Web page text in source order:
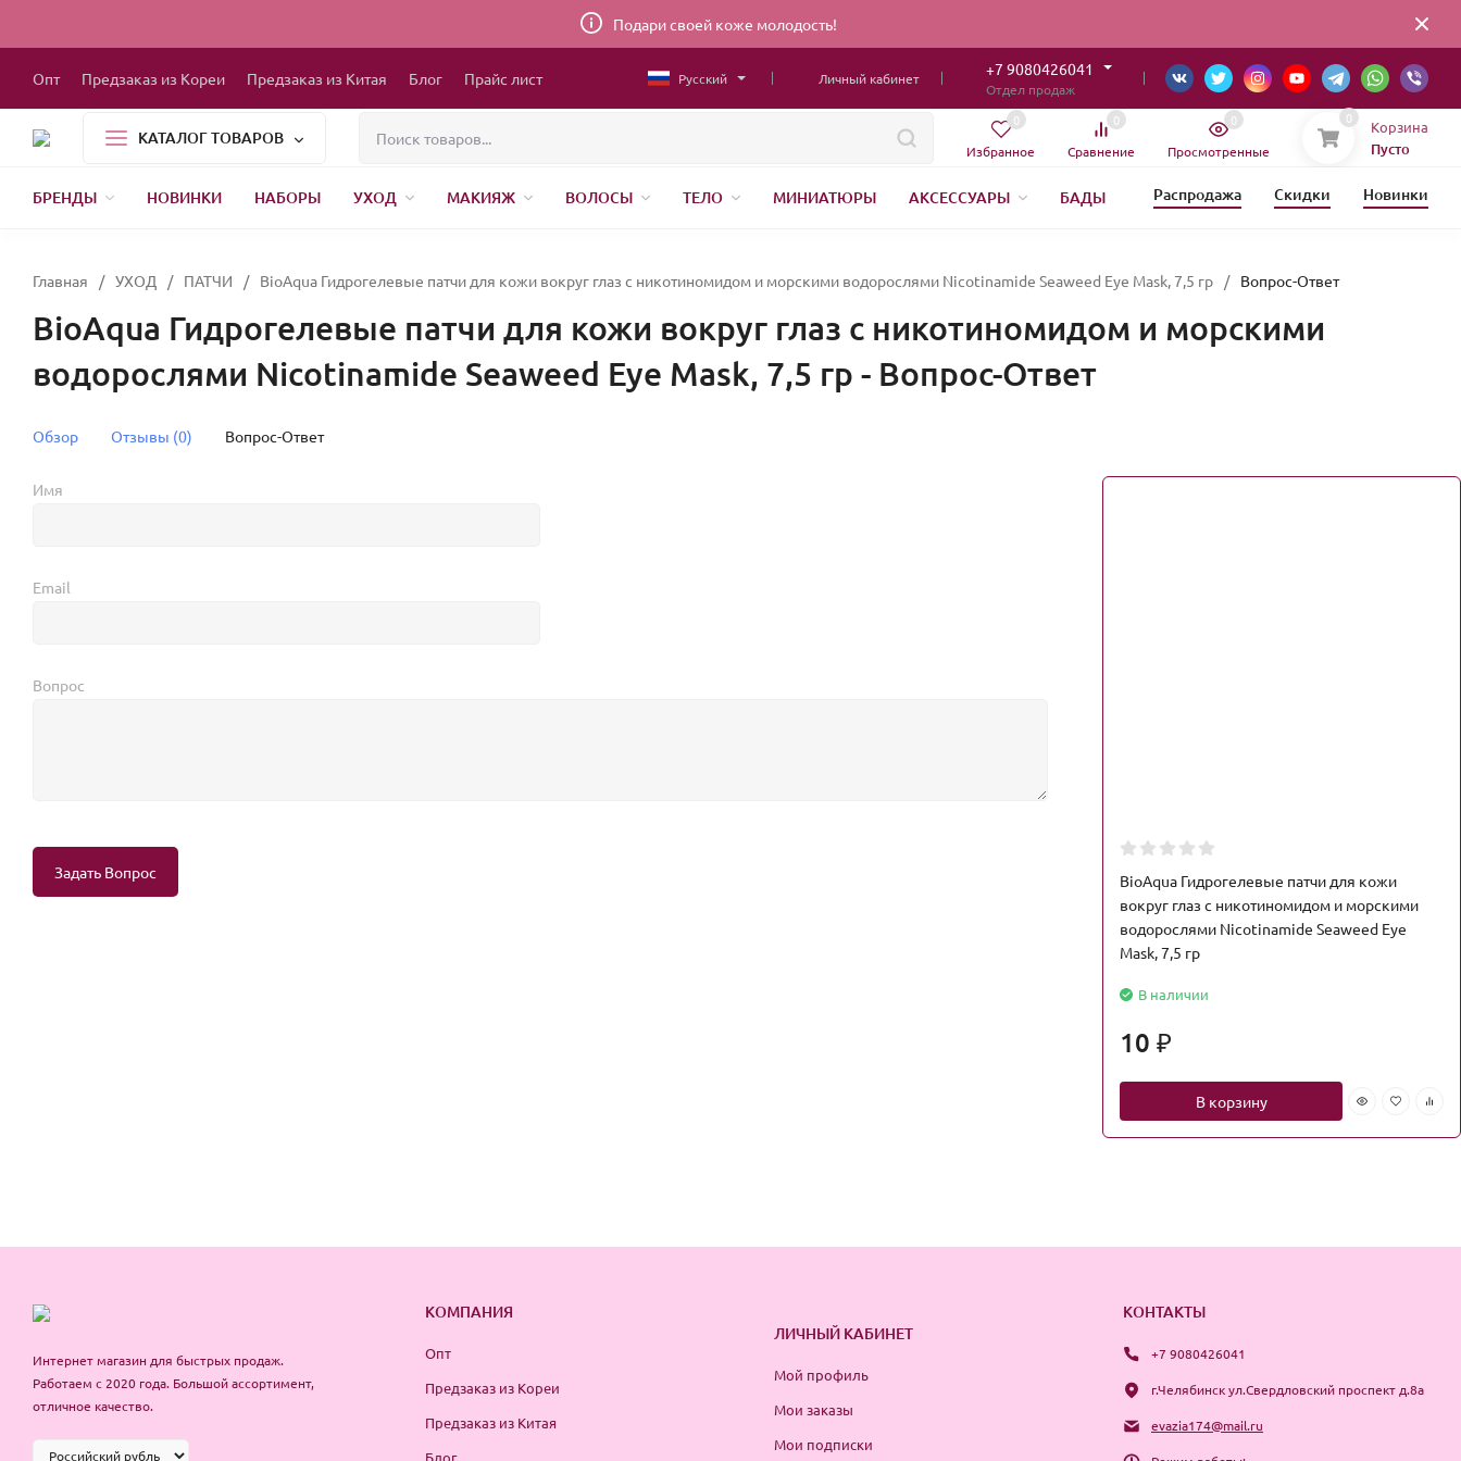
Подари своей коже молодость!
Опт Предзаказ из Кореи Предзаказ из Китая Блог Прайс лист Русский Личный кабинет +7 9080426041
Отдел продаж
КАТАЛОГ ТОВАРОВ
Избранное
0
Сравнение
0
Просмотренные
0 0 Корзина
Пусто
БРЕНДЫ НОВИНКИ НАБОРЫ УХОД МАКИЯЖ ВОЛОСЫ ТЕЛО МИНИАТЮРЫ АКСЕССУАРЫ
БАДЫ
Распродажа Скидки Новинки
Главная / УХОД / ПАТЧИ / BioAqua Гидрогелевые патчи для кожи вокруг глаз с никотиномидом и морскими водорослями Nicotinamide Seaweed Eye Mask, 7,5 гр / Вопрос-Ответ
BioAqua Гидрогелевые патчи для кожи вокруг глаз с никотиномидом и морскими
водорослями Nicotinamide Seaweed Eye Mask, 7,5 гр - Вопрос-Ответ
Обзор Отзывы (0) Вопрос-Ответ
Имя
Email
Вопрос
BioAqua Гидрогелевые патчи для кожи
вокруг глаз с никотиномидом и морскими
водорослями Nicotinamide Seaweed Eye
Mask, 7,5 гр
В наличии
10 ₽
В корзину
Интернет магазин для быстрых продаж.
Работаем с 2020 года. Большой ассортимент,
отличное качество.
КОМПАНИЯ
Опт
Предзаказ из Кореи
Предзаказ из Китая
Блог
ЛИЧНЫЙ КАБИНЕТ
Мой профиль
Мои заказы
Мои подписки
КОНТАКТЫ
+7 9080426041
г.Челябинск ул.Свердловский проспект д.8а
evazia174@mail.ru